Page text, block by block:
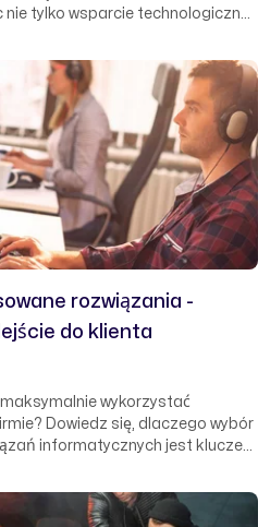
tylko wsparcie technologiczne,
IT może przekształcić Twoje
je do zmiennego środowiska
rozwiązania -
do klienta
wykorzystać
Dowiedz się, dlaczego wybór
informatycznych jest kluczem
korzyści, jakie niesie zaufanie
Twojemu partnerowi w kreowaniu